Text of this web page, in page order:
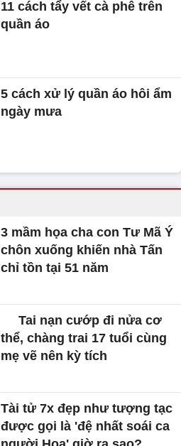
11 cách tẩy vết cà phê trên
quần áo
5 cách xử lý quần áo hôi ẩm
ngày mưa
3 mầm họa cha con Tư Mã Ý
chôn xuống khiến nhà Tấn
chỉ tồn tại 51 năm
Tai nạn cướp đi nửa cơ
thể, chàng trai 17 tuổi cùng
mẹ vẽ nên kỳ tích
Tài tử 7x đẹp như tượng tạc
được gọi là 'đệ nhất soái ca